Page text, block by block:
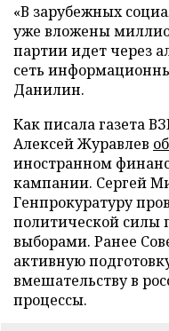
«В зарубежных
уже вложены
партии идет через
сеть
Данилин.
Как писала газета
Алексей Журавлев
иностранном
кампании. Сергей
Генпрокуратуру
политической силы
выборами. Ранее
активную
вмешательству в
процессы.